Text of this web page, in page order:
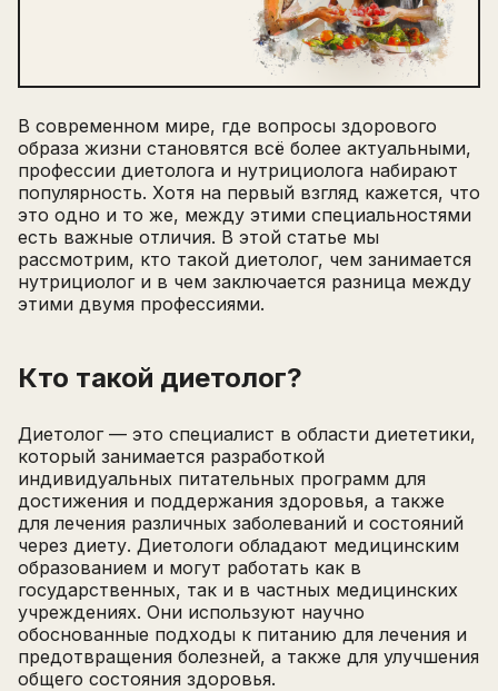
В современном мире, где вопросы здорового
образа жизни становятся всё более актуальными,
профессии диетолога и нутрициолога набирают
популярность. Хотя на первый взгляд кажется, что
это одно и то же, между этими специальностями
есть важные отличия. В этой статье мы
рассмотрим, кто такой диетолог, чем занимается
нутрициолог и в чем заключается разница между
этими двумя профессиями.
Кто такой диетолог?
Диетолог — это специалист в области диететики,
который занимается разработкой
индивидуальных питательных программ для
достижения и поддержания здоровья, а также
для лечения различных заболеваний и состояний
через диету. Диетологи обладают медицинским
образованием и могут работать как в
государственных, так и в частных медицинских
учреждениях. Они используют научно
обоснованные подходы к питанию для лечения и
предотвращения болезней, а также для улучшения
общего состояния здоровья.